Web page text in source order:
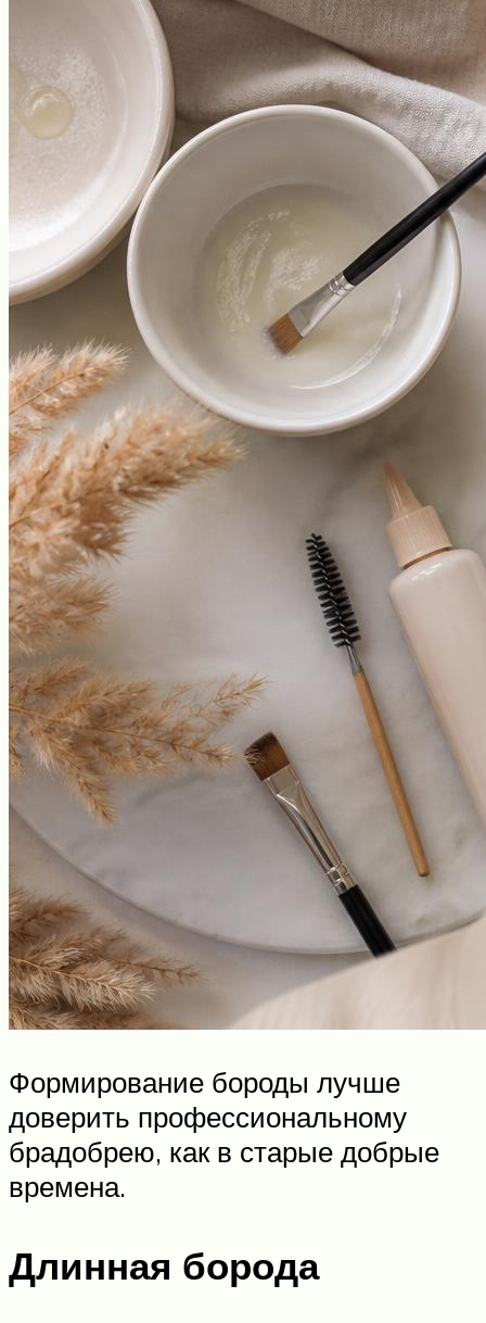
Формирование бороды лучше
доверить профессиональному
брадобрею, как в старые добрые
времена.
Длинная борода